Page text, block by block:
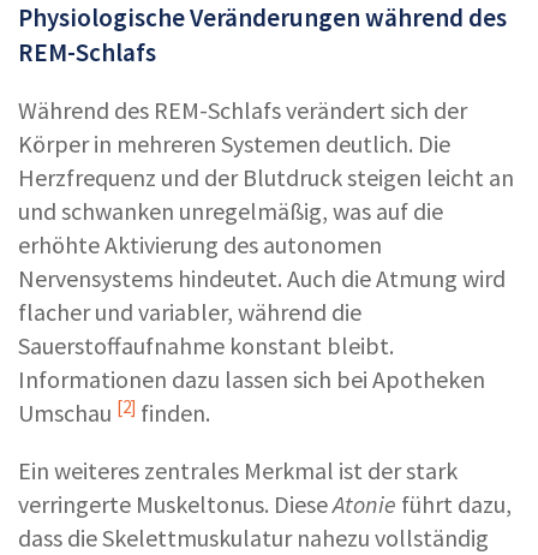
Physiologische Veränderungen während des
REM-Schlafs
Während des REM-Schlafs verändert sich der
Körper in mehreren Systemen deutlich. Die
Herzfrequenz und der Blutdruck steigen leicht an
und schwanken unregelmäßig, was auf die
erhöhte Aktivierung des autonomen
Nervensystems hindeutet. Auch die Atmung wird
flacher und variabler, während die
Sauerstoffaufnahme konstant bleibt.
Informationen dazu lassen sich bei Apotheken
Umschau [2] finden.
Ein weiteres zentrales Merkmal ist der stark
verringerte Muskeltonus. DieseAtonie führt dazu,
dass die Skelettmuskulatur nahezu vollständig